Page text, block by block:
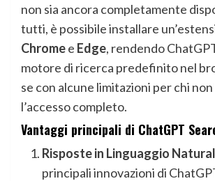
non sia ancora completamente
tutti, è possibile installare
Chromee Edge, rendendo
motore di ricerca predefinito nel
se con alcune limitazioni per chi
l’accesso completo.
Vantaggi principali di ChatGPT
Risposte in Linguaggio
principali innovazioni di